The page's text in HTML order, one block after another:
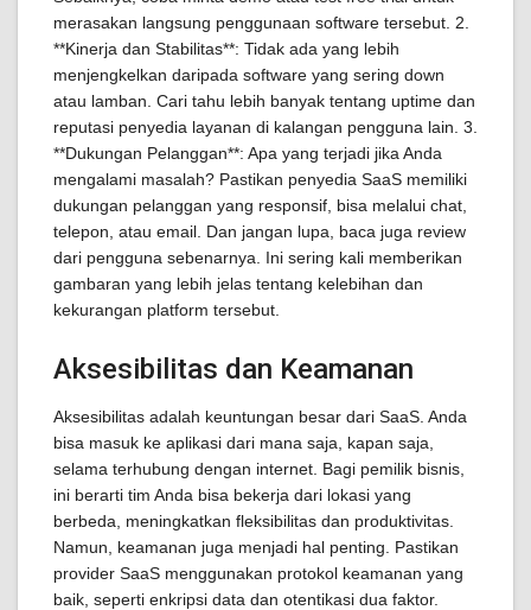
merasakan langsung penggunaan software tersebut. 2.
**Kinerja dan Stabilitas**: Tidak ada yang lebih
menjengkelkan daripada software yang sering down
atau lamban. Cari tahu lebih banyak tentang uptime dan
reputasi penyedia layanan di kalangan pengguna lain. 3.
**Dukungan Pelanggan**: Apa yang terjadi jika Anda
mengalami masalah? Pastikan penyedia SaaS memiliki
dukungan pelanggan yang responsif, bisa melalui chat,
telepon, atau email. Dan jangan lupa, baca juga review
dari pengguna sebenarnya. Ini sering kali memberikan
gambaran yang lebih jelas tentang kelebihan dan
kekurangan platform tersebut.
Aksesibilitas dan Keamanan
Aksesibilitas adalah keuntungan besar dari SaaS. Anda
bisa masuk ke aplikasi dari mana saja, kapan saja,
selama terhubung dengan internet. Bagi pemilik bisnis,
ini berarti tim Anda bisa bekerja dari lokasi yang
berbeda, meningkatkan fleksibilitas dan produktivitas.
Namun, keamanan juga menjadi hal penting. Pastikan
provider SaaS menggunakan protokol keamanan yang
baik, seperti enkripsi data dan otentikasi dua faktor.